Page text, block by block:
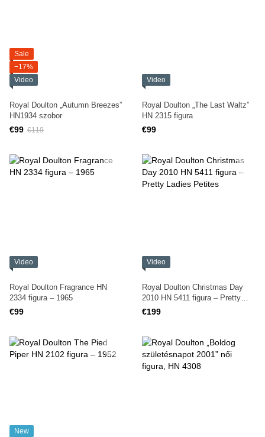
Sale
−17%
Video
Royal Doulton „Autumn Breezes”
HN1934 szobor
€99 €119
Video
Royal Doulton „The Last Waltz”
HN 2315 figura
€99
Video
Royal Doulton Fragrance HN
2334 figura – 1965
€99
Video
Royal Doulton Christmas Day
2010 HN 5411 figura – Pretty
Ladies Petites
€199
New